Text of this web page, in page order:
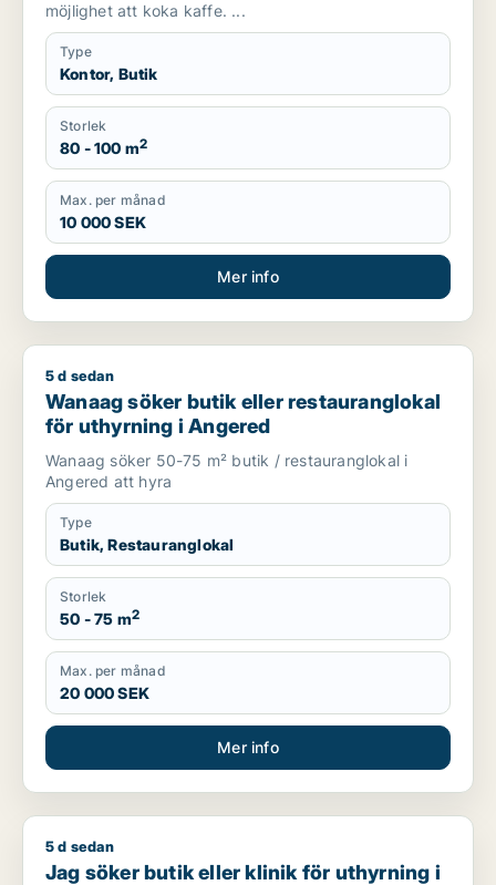
möjlighet att koka kaffe. ...
Type
Kontor, Butik
Storlek
80 - 100 m2
Max. per månad
10 000 SEK
Mer info
Wanaag söker butik eller restauranglokal för uthyrning i
5 d sedan
Wanaag söker butik eller restauranglokal
för uthyrning i Angered
Wanaag söker 50-75 m² butik / restauranglokal i
Angered att hyra
Type
Butik, Restauranglokal
Storlek
50 - 75 m2
Max. per månad
20 000 SEK
Mer info
Jag söker butik eller klinik för uthyrning i Skara
5 d sedan
Jag söker butik eller klinik för uthyrning i